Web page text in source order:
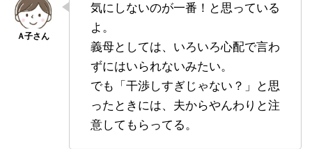
気にしないのが一番！と思っている
よ。
義母としては、いろいろ心配で言わ
ずにはいられないみたい。
でも「干渉しすぎじゃない？」と思
ったときには、夫からやんわりと注
意してもらってる。